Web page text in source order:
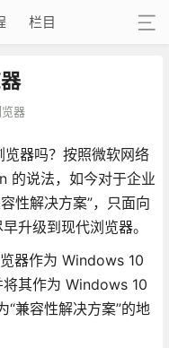
栏目
器
器吗？按照微软网络
的说法，如今对于企业
性解决方案”，只面向
升级到现代浏览器。
器作为 Windows 10
其作为 Windows 10
“兼容性解决方案”的地